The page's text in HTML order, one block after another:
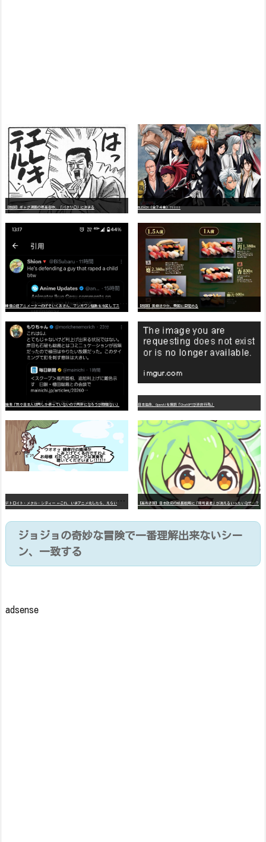
【朗報】ギャグ漫画の最高傑作、「パタリロ」に決まる BLEACH（全７４巻）?!!!!!
【朗報】美樹さやか、愛国に目覚める
識者「我々日本人は円しか使っていないので円安になろうが問題ない」 日本生命、OpenAIを提訴「ChatGPTが非弁行為」
デ
トロイト・メタル・シティー ⇐これ、いまアニメ化したら、えらいことになってたよな？ 【高市悲報】日本政府の成長戦略に「暗号資産」が消えるいったいなぜ…？
ジョジョの奇妙な冒険で一番理解出来ないシー
ン、一致する
adsense